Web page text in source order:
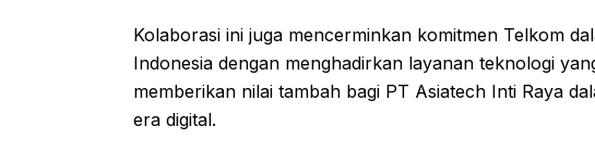
Kolaborasi ini juga mencerminkan komitmen Telkom
Indonesia dengan menghadirkan layanan teknologi
memberikan nilai tambah bagi PT Asiatech Inti Raya
era digital.